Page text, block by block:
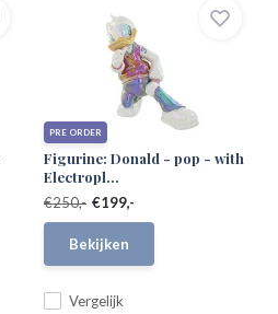
PRE ORDER
Figurine: Donald - pop - with
Electropl...
Vergelijk
€250,- €199,-
Bekijken